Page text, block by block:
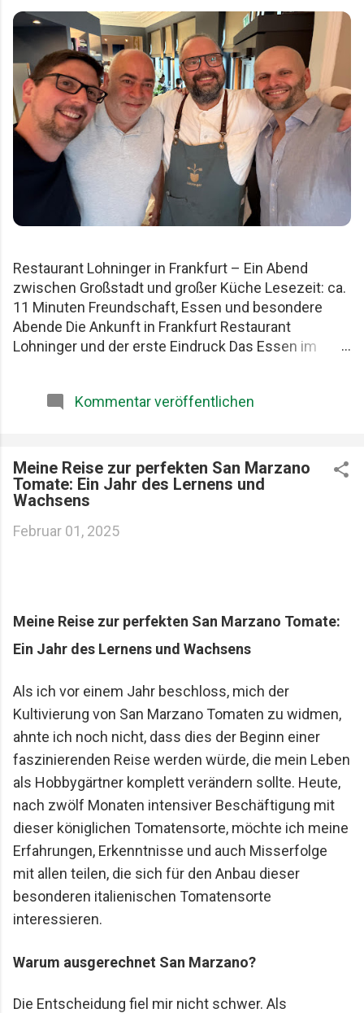
Restaurant Lohninger in Frankfurt – Ein Abend
zwischen Großstadt und großer Küche Lesezeit: ca.
11 Minuten Freundschaft, Essen und besondere
Abende Die Ankunft in Frankfurt Restaurant
Lohninger und der erste Eindruck Das Essen im
Restaurant Lohninger Fazit Das Restaurant
begann schon früher. Am Karlsruher Hauptbahnhof.
Mit drei Männern, die Essen ernst nehmen, aber sich
selbst nicht zu wichtig. Patrick, Felix und ich teilen
seit Jahren dieselbe Schwäche: gute Restaurants,
ehrliche Produkte und diese seltenen Abende, die
achten darauf, dass unsere gemeinsamen
Restaurantbesuche etwas Besonderes bleiben.
Keine beliebigen Reservierungen ...
Kommentar veröffentlichen
Meine Reise zur perfekten San Marzano
Tomate: Ein Jahr des Lernens und
Wachsens
Februar 01, 2025
Meine Reise zur perfekten San Marzano Tomate:
Ein Jahr des Lernens und Wachsens
Als ich vor einem Jahr beschloss, mich der
Kultivierung von San Marzano Tomaten zu widmen,
ahnte ich noch nicht, dass dies der Beginn einer
faszinierenden Reise werden würde, die mein Leben
als Hobbygärtner komplett verändern sollte. Heute,
nach zwölf Monaten intensiver Beschäftigung mit
dieser königlichen Tomatensorte, möchte ich meine
Erfahrungen, Erkenntnisse und auch Misserfolge
mit allen teilen, die sich für den Anbau dieser
besonderen italienischen Tomatensorte
interessieren.
Warum ausgerechnet San Marzano?
Die Entscheidung fiel mir nicht schwer. Als